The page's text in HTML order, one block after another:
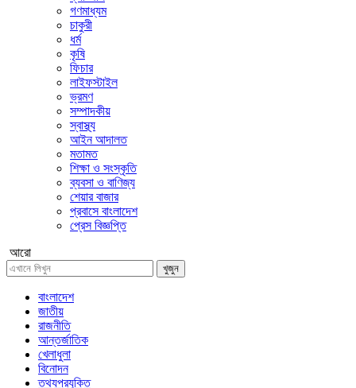
গণমাধ্যম
চাকুরী
ধর্ম
কৃষি
ফিচার
লাইফস্টাইল
ভ্রমণ
সম্পাদকীয়
স্বাস্থ্য
আইন আদালত
মতামত
শিক্ষা ও সংস্কৃতি
ব্যবসা ও বাণিজ্য
শেয়ার বাজার
প্রবাসে বাংলাদেশ
প্রেস বিজ্ঞপ্তি
আরো
খুজুন
বাংলাদেশ
জাতীয়
রাজনীতি
আন্তর্জাতিক
খেলাধুলা
বিনোদন
তথ্যপ্রযুক্তি